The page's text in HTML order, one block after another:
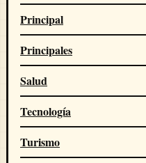
Principal
Principales
Salud
Tecnología
Turismo